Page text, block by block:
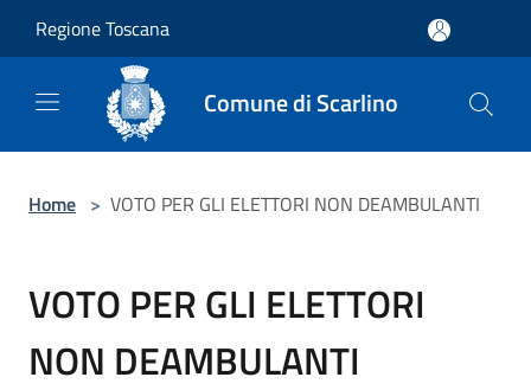
Regione Toscana
Comune di Scarlino
Home > VOTO PER GLI ELETTORI NON DEAMBULANTI
VOTO PER GLI ELETTORI
NON DEAMBULANTI